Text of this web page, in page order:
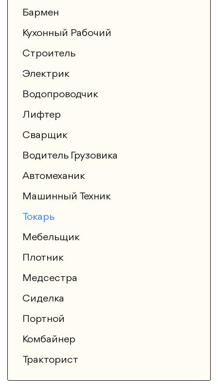
Бармен
Кухонный Рабочий
Строитель
Электрик
Водопроводчик
Лифтер
Сварщик
Водитель Грузовика
Автомеханик
Машинный Техник
Токарь
Мебельщик
Плотник
Медсестра
Сиделка
Портной
Комбайнер
Тракторист